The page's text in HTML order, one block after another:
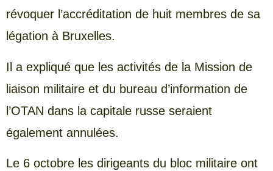
révoquer l’accréditation de huit membres de sa
légation à Bruxelles.
Il a expliqué que les activités de la Mission de
liaison militaire et du bureau d’information de
l’OTAN dans la capitale russe seraient
également annulées.
Le 6 octobre les dirigeants du bloc militaire ont